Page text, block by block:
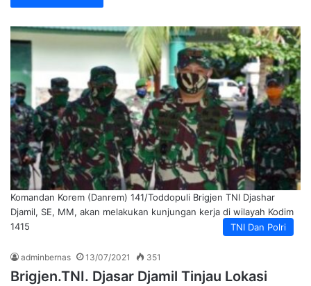
TNI Dan Polri
Komandan Korem (Danrem) 141/Toddopuli Brigjen TNI Djashar
Djamil, SE, MM, akan melakukan kunjungan kerja di wilayah Kodim
1415
adminbernas 13/07/2021 351
Brigjen.TNI. Djasar Djamil Tinjau Lokasi